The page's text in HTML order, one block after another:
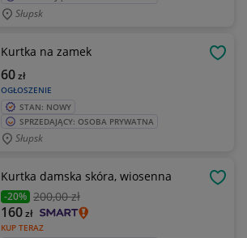
Słupsk
Kurtka na zamek
OGŁOSZENIE
60zł
STAN: NOWY
SPRZEDAJĄCY: OSOBA PRYWATNA
Słupsk
Kurtka damska skóra, wiosenna
-20% 200,00 zł
KUP TERAZ
160zł